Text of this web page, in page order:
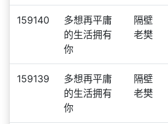
159140
多想再平庸
的生活拥有
你
隔壁
老樊
159139
多想再平庸
的生活拥有
你
隔壁
老樊